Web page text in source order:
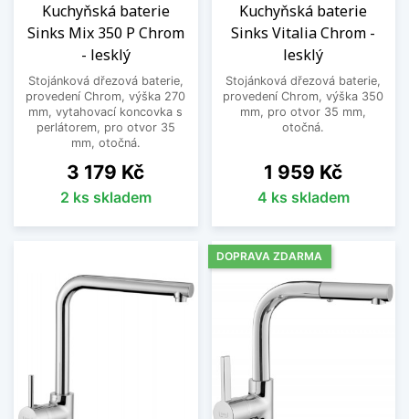
Kuchyňská baterie
Sinks Mix 350 P Chrom
- lesklý
Stojánková dřezová baterie,
provedení Chrom, výška 270
mm, vytahovací koncovka s
perlátorem, pro otvor 35
mm, otočná.
Cena
3 179 Kč
2 ks skladem
Kuchyňská baterie
Sinks Vitalia Chrom -
lesklý
Stojánková dřezová baterie,
provedení Chrom, výška 350
mm, pro otvor 35 mm,
otočná.
Cena
1 959 Kč
4 ks skladem
DOPRAVA ZDARMA